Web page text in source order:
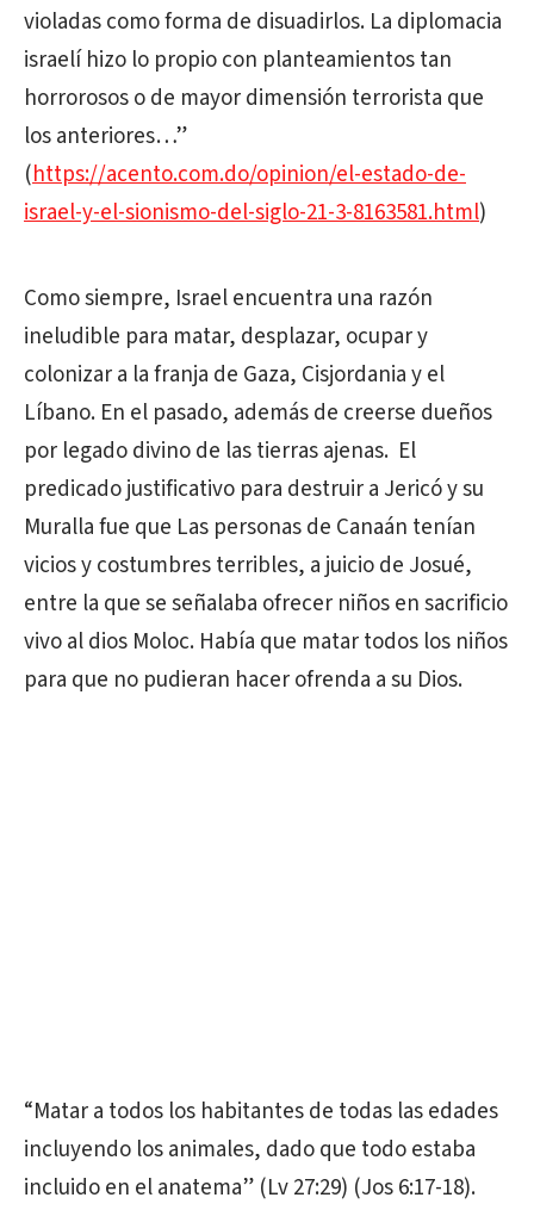
violadas como forma de disuadirlos. La diplomacia
israelí hizo lo propio con planteamientos tan
horrorosos o de mayor dimensión terrorista que
los anteriores…”
(https://acento.com.do/opinion/el-estado-de-
israel-y-el-sionismo-del-siglo-21-3-8163581.html)
Como siempre, Israel encuentra una razón
ineludible para matar, desplazar, ocupar y
colonizar a la franja de Gaza, Cisjordania y el
Líbano. En el pasado, además de creerse dueños
por legado divino de las tierras ajenas. El
predicado justificativo para destruir a Jericó y su
Muralla fue que Las personas de Canaán tenían
vicios y costumbres terribles, a juicio de Josué,
entre la que se señalaba ofrecer niños en sacrificio
vivo al dios Moloc. Había que matar todos los niños
para que no pudieran hacer ofrenda a su Dios.
“Matar a todos los habitantes de todas las edades
incluyendo los animales, dado que todo estaba
incluido en el anatema” (Lv 27:29) (Jos 6:17-18).